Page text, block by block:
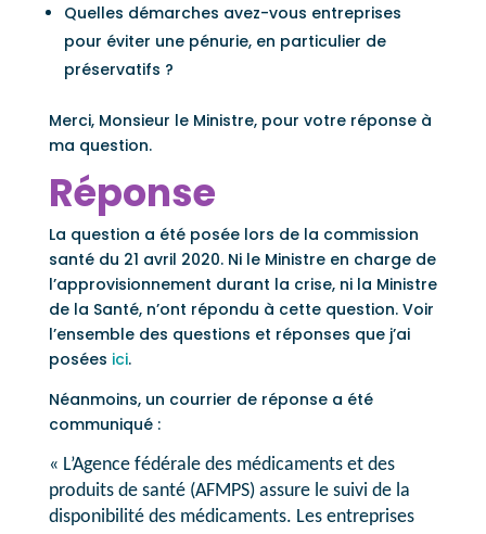
Quelles démarches avez-vous entreprises
pour éviter une pénurie, en particulier de
préservatifs ?
Merci, Monsieur le Ministre, pour votre réponse à
ma question.
Réponse
La question a été posée lors de la commission
santé du 21 avril 2020. Ni le Ministre en charge de
l’approvisionnement durant la crise, ni la Ministre
de la Santé, n’ont répondu à cette question. Voir
l’ensemble des questions et réponses que j’ai
posées ici.
Néanmoins, un courrier de réponse a été
communiqué :
« L’Agence fédérale des médicaments et des
produits de santé (AFMPS) assure le suivi de la
disponibilité des médicaments. Les entreprises